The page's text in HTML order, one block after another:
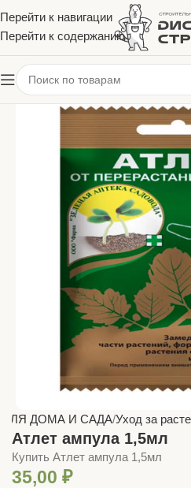
Перейти к навигации
Перейти к содержанию
ДОМА И САДА Уход за
Атлет ампула 1,5мл
Купить Атлет ампула 1,5мл
35,00 ₽